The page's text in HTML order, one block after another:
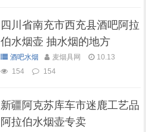
四川省南充市西充县酒吧阿拉
伯水烟壶 抽水烟的地方
酒吧水烟 麦烟具网
10.13
154
154
新疆阿克苏库车市迷鹿工艺品
阿拉伯水烟壶专卖